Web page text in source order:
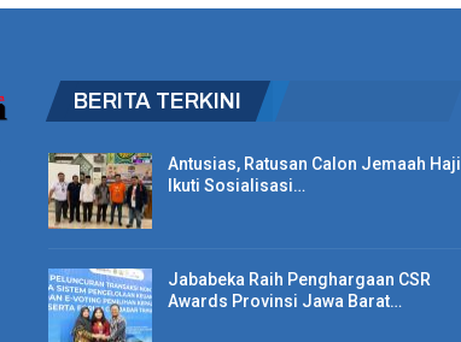
BERITA TERKINI
Antusias, Ratusan Calon Jemaah Haji
Ikuti Sosialisasi…
Jababeka Raih Penghargaan CSR
Awards Provinsi Jawa Barat…